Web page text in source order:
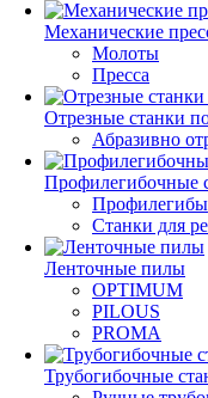
Механические
Молоты
Пресса
Отрезные станки
Абразивно
Профилегибочные
Профилегибы
Станки для
Ленточные пилы
OPTIMUM
PILOUS
PROMA
Трубогибочные